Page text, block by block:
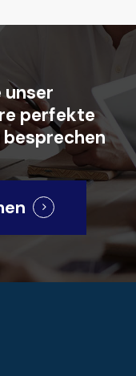
unser
perfekte
besprechen